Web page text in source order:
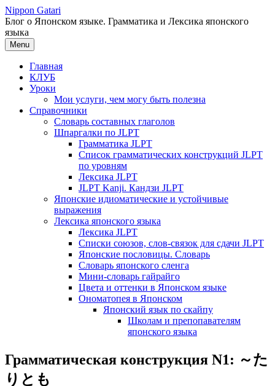
Перейти
к
содержимому
Nippon Gatari
Блог о Японском языке. Грамматика и Лексика японского
языка
Menu
Главная
КЛУБ
Уроки
Мои услуги, чем могу быть полезна
Справочники
Словарь составных глаголов
Шпаргалки по JLPT
Грамматика JLPT
Список грамматических конструкций JLPT
по уровням
Лексика JLPT
JLPT Kanji. Кандзи JLPT
Японские идиоматические и устойчивые
выражения
Лексика японского языка
Лексика JLPT
Списки союзов, слов-связок для сдачи JLPT
Японские пословицы. Словарь
Словарь японского сленга
Мини-словарь гайрайго
Цвета и оттенки в Японском языке
Ономатопея в Японском
Японский язык по скайпу
Школам и препопавателям
японского языка
Грамматическая конструкция N1: ～た
りとも